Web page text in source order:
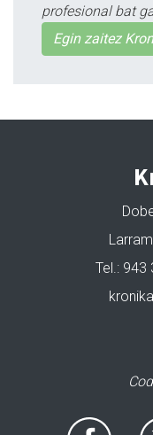
profesional bat
Egin zaitez
Tel.: 943